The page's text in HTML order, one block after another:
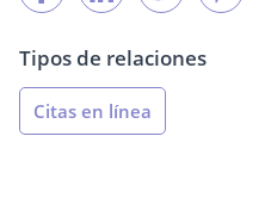
Tipos de relaciones
Citas en línea